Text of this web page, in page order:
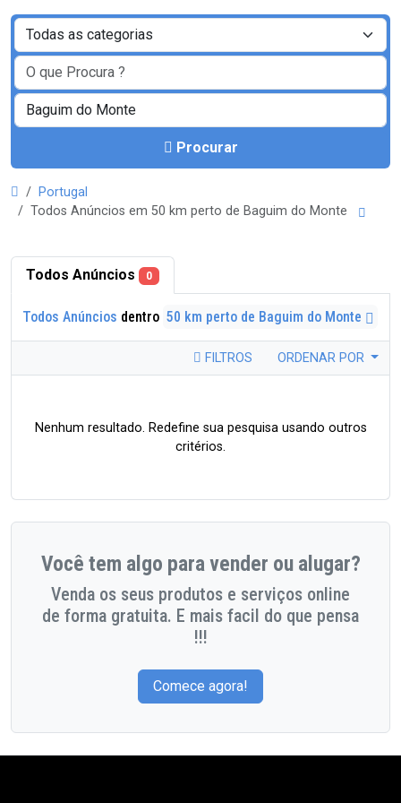
Procurar
Portugal
Todos Anúncios em 50 km perto de Baguim do Monte
Todos Anúncios 0
Todos Anúncios dentro 50 km perto de Baguim do Monte
FILTROS ORDENAR POR
Nenhum resultado. Redefine sua pesquisa usando outros
critérios.
Você tem algo para vender ou alugar?
Venda os seus produtos e serviços online
de forma gratuita. E mais facil do que pensa
!!!
Comece agora!